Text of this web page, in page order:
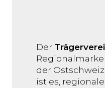
Der
der
ist es,